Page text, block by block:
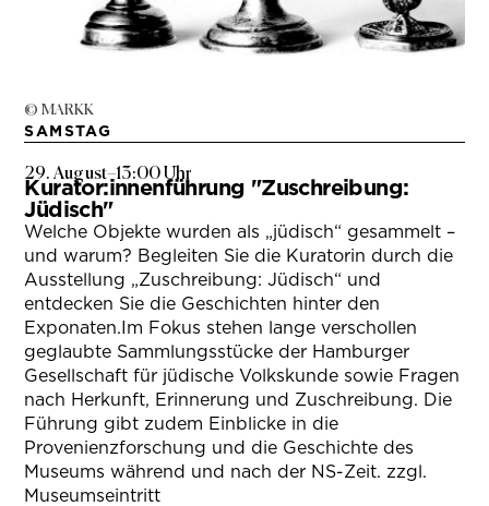
© MARKK
SAMSTAG
29. August–13:00 Uhr
Kurator:innenführung "Zuschreibung:
Jüdisch"
Welche Objekte wurden als „jüdisch“ gesammelt –
und warum? Begleiten Sie die Kuratorin durch die
Ausstellung „Zuschreibung: Jüdisch“ und
entdecken Sie die Geschichten hinter den
Exponaten.Im Fokus stehen lange verschollen
geglaubte Sammlungsstücke der Hamburger
Gesellschaft für jüdische Volkskunde sowie Fragen
nach Herkunft, Erinnerung und Zuschreibung. Die
Führung gibt zudem Einblicke in die
Provenienzforschung und die Geschichte des
Museums während und nach der NS-Zeit. zzgl.
Museumseintritt